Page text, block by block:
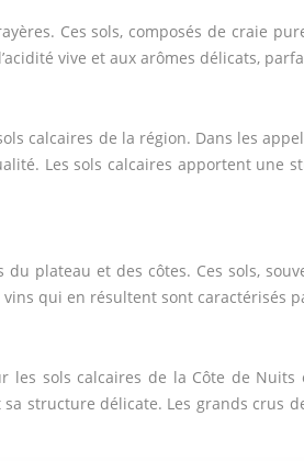
Ces sols, composés de craie
vive et aux arômes délicats,
calcaires de la région. Dans les
Les sols calcaires apportent
plateau et des côtes. Ces sols,
qui en résultent sont caractérisés
sols calcaires de la Côte de
structure délicate. Les grands crus